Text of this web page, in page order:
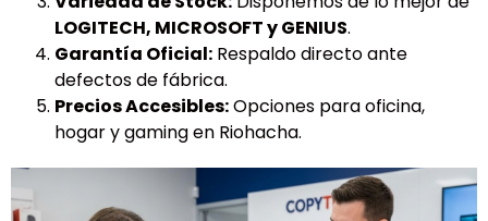
LOGITECH, MICROSOFT y GENIUS.
Garantía Oficial: Respaldo directo ante
defectos de fábrica.
Precios Accesibles:Opciones para oficina,
hogar y gaming en Riohacha.